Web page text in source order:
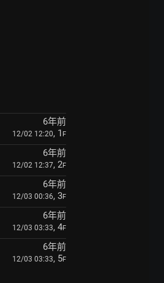
6年前
12/02 12:20, 1 F
6年前
12/02 12:37, 2F
6年前
12/03 00:36, 3F
6年前
12/03 03:33, 4F
6年前
12/03 03:33, 5F